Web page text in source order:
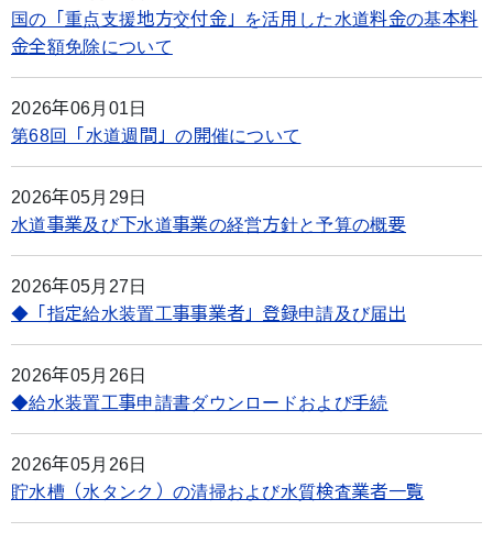
国の「重点支援地方交付金」を活用した水道料金の基本料
金全額免除について
2026年06月01日
第68回「水道週間」の開催について
2026年05月29日
水道事業及び下水道事業の経営方針と予算の概要
2026年05月27日
◆「指定給水装置工事事業者」登録申請及び届出
2026年05月26日
◆給水装置工事申請書ダウンロードおよび手続
2026年05月26日
貯水槽（水タンク）の清掃および水質検査業者一覧